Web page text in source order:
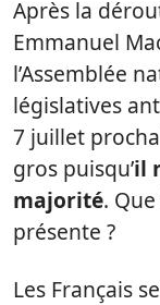
Après la
Emmanuel
l’Assemblée
législatives
7 juillet
gros puisqu’il
majorité.
présente ?
Les Français